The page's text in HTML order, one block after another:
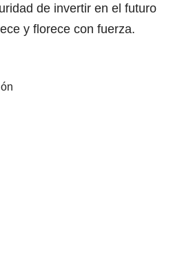
de invertir en el futuro
y florece con fuerza.